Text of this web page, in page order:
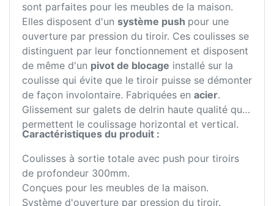
sont parfaites pour les meubles de la maison.
Elles disposent d'un système push pour une
ouverture par pression du tiroir. Ces coulisses se
distinguent par leur fonctionnement et disposent
de même d'un pivot de blocage installé sur la
coulisse qui évite que le tiroir puisse se démonter
de façon involontaire. Fabriquées en acier.
Glissement sur galets de delrin haute qualité qui
permettent le coulissage horizontal et vertical.
Caractéristiques du produit :
Coulisses à sortie totale avec push pour tiroirs
de profondeur 300mm.
Conçues pour les meubles de la maison.
Système d'ouverture par pression du tiroir.